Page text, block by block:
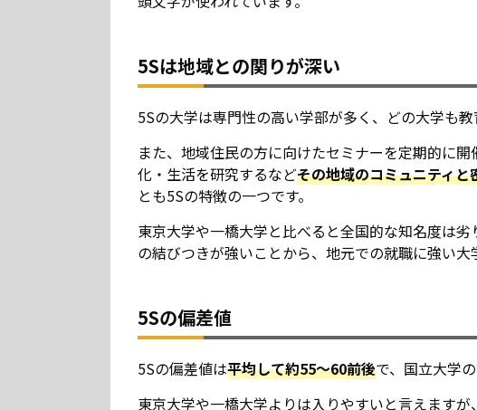
5Sは地域との関りが深い
5Sの大学は専門性の高い学部が多く、どの大学も教
また、地域住民の方に向けたセミナーを定期的に
化・生活を研究するなどその地域のコミュニティ
とも5Sの特徴の一つです。
東京大学や一橋大学と比べると全国的な知名度は
の結びつきが強いことから、地元での就職に強い大
5Sの偏差値
5Sの偏差値は平均して約55～60前後で、国立大学
東京大学や一橋大学よりは入りやすいと言えます